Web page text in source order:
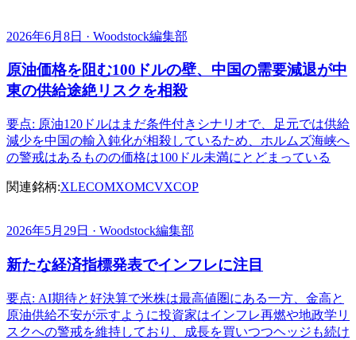
2026年6月8日 · Woodstock編集部
原油価格を阻む100ドルの壁、中国の需要減退が中
東の供給途絶リスクを相殺
要点: 原油120ドルはまだ条件付きシナリオで、足元では供給
減少を中国の輸入鈍化が相殺しているため、ホルムズ海峡へ
の警戒はあるものの価格は100ドル未満にとどまっている
関連銘柄:XLECOMXOMCVXCOP
2026年5月29日 · Woodstock編集部
新たな経済指標発表でインフレに注目
要点: AI期待と好決算で米株は最高値圏にある一方、金高と
原油供給不安が示すように投資家はインフレ再燃や地政学リ
スクへの警戒を維持しており、成長を買いつつヘッジも続け